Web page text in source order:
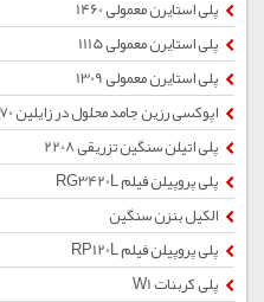
پلی استایرن معمولی 1460
پلی استایرن معمولی 1115
پلی استایرن معمولی 1309
اپوکسی رزین جامد محلول در زایلین E01X70
پلی اتیلن سنگین تزریقی 2208
پلی پروپیلن فیلم RG3420L
الکیل بنزن سنگین
پلی پروپیلن فیلم RP120L
پلی کربنات W1